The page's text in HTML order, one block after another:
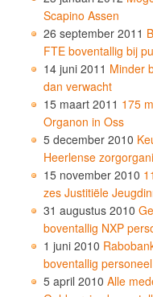
Scapino Assen
26 september 2011
FTE boventallig bij
14 juni 2011 Minder
dan verwacht
15 maart 2011 175
Organon in Oss
5 december 2010
Heerlense
15 november 2010
zes Justitiële
31 augustus 2010
boventallig NXP
1 juni 2010
boventallig personeel
5 april 2010 Alle